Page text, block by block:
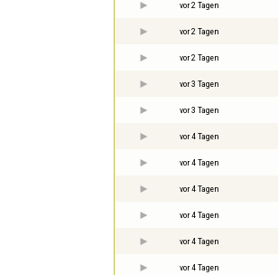
vor 2 Tagen
vor 2 Tagen
vor 2 Tagen
vor 3 Tagen
vor 3 Tagen
vor 4 Tagen
vor 4 Tagen
vor 4 Tagen
vor 4 Tagen
vor 4 Tagen
vor 4 Tagen